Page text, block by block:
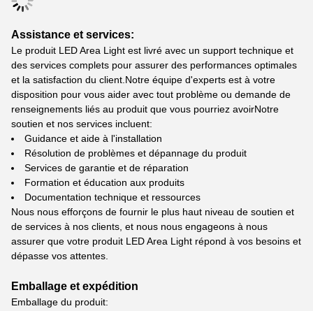
Assistance et services:
Le produit LED Area Light est livré avec un support technique et
des services complets pour assurer des performances optimales
et la satisfaction du client.Notre équipe d'experts est à votre
disposition pour vous aider avec tout problème ou demande de
renseignements liés au produit que vous pourriez avoirNotre
soutien et nos services incluent:
Guidance et aide à l'installation
Résolution de problèmes et dépannage du produit
Services de garantie et de réparation
Formation et éducation aux produits
Documentation technique et ressources
Nous nous efforçons de fournir le plus haut niveau de soutien et
de services à nos clients, et nous nous engageons à nous
assurer que votre produit LED Area Light répond à vos besoins et
dépasse vos attentes.
Emballage et expédition
Emballage du produit: